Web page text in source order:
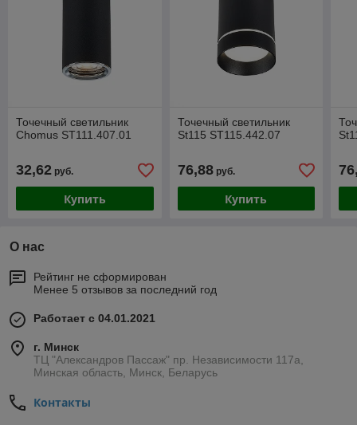
Точечный светильник
Chomus ST111.407.01
32,62 руб.
Купить
Точечный светильник
St115 ST115.442.07
76,88руб.
Купить
О нас
Рейтинг не сформирован
Менее 5 отзывов за последний год
Работает с 04.01.2021
г. Минск
ТЦ "Александров Пассаж" пр. Независимости 117а,
Минская область, Минск, Беларусь
Контакты